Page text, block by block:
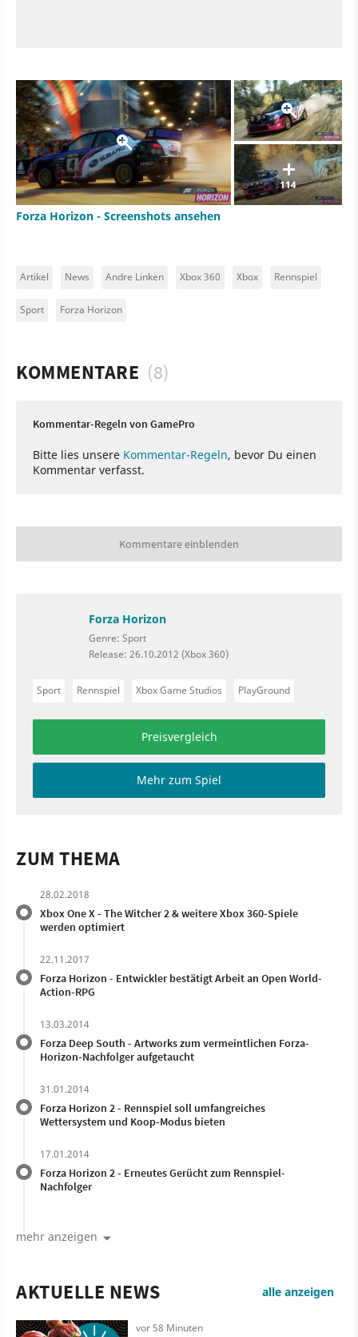
114
Forza Horizon - Screenshots ansehen
Artikel News Andre Linken Xbox 360 Xbox Rennspiel
Sport Forza Horizon
KOMMENTARE (8)
Kommentar-Regeln von GamePro
Bitte lies unsere Kommentar-Regeln, bevor Du einen
Kommentar verfasst.
Kommentare einblenden
Forza Horizon
Genre: Sport
Release: 26.10.2012 (Xbox 360)
Sport Rennspiel Xbox Game Studios PlayGround
Preisvergleich
Mehr zum Spiel
ZUM THEMA
28.02.2018
Xbox One X - The Witcher 2 & weitere Xbox 360-Spiele
werden optimiert
22.11.2017
Forza Horizon - Entwickler bestätigt Arbeit an Open World-
Action-RPG
13.03.2014
Forza Deep South - Artworks zum vermeintlichen Forza-
Horizon-Nachfolger aufgetaucht
31.01.2014
Forza Horizon 2 - Rennspiel soll umfangreiches
Wettersystem und Koop-Modus bieten
17.01.2014
Forza Horizon 2 - Erneutes Gerücht zum Rennspiel-
Nachfolger
mehr anzeigen
AKTUELLE NEWS alle anzeigen
vor 58 Minuten